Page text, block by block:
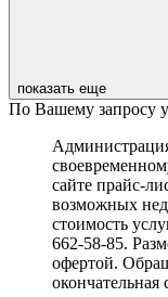
показать еще
По Вашему запросу
сайте прайс-
возможных
стоимость
662-58-85.
офертой.
окончательная